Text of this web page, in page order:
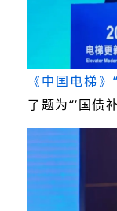
《中国电梯
了题为“‘国债